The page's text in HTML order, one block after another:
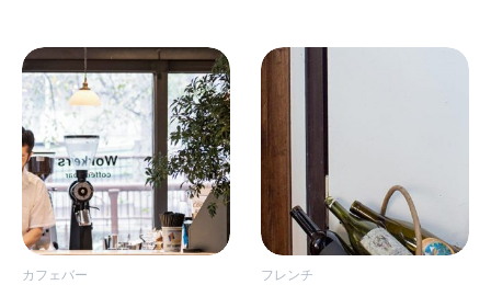
カフェバー フレンチ